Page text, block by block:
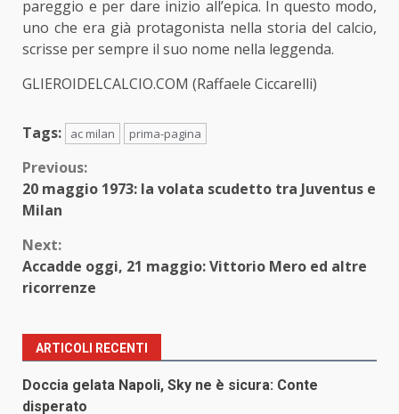
pareggio e per dare inizio all’epica. In questo modo,
uno che era già protagonista nella storia del calcio,
scrisse per sempre il suo nome nella leggenda.
GLIEROIDELCALCIO.COM (Raffaele Ciccarelli)
Tags: ac milan prima-pagina
Continue
Reading
Previous:
20 maggio 1973: la volata scudetto tra Juventus e
Milan
Next:
Accadde oggi, 21 maggio: Vittorio Mero ed altre
ricorrenze
ARTICOLI RECENTI
Doccia gelata Napoli, Sky ne è sicura: Conte
disperato